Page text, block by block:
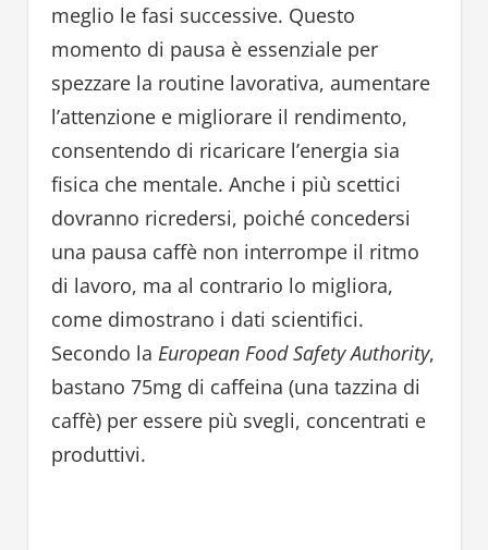
meglio le fasi successive. Questo
momento di pausa è essenziale per
spezzare la routine lavorativa, aumentare
l’attenzione e migliorare il rendimento,
consentendo di ricaricare l’energia sia
fisica che mentale. Anche i più scettici
dovranno ricredersi, poiché concedersi
una pausa caffè non interrompe il ritmo
di lavoro, ma al contrario lo migliora,
come dimostrano i dati scientifici.
Secondo la European Food Safety Authority,
bastano 75mg di caffeina (una tazzina di
caffè) per essere più svegli, concentrati e
produttivi.